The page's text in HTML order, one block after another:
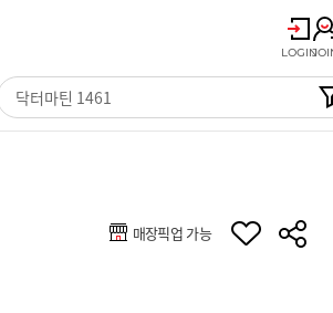
LOGIN
매장픽업 가능